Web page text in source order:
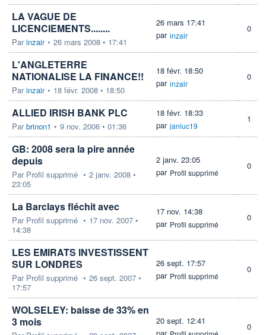
LA VAGUE DE
LICENCIEMENTS........
Parinzair • 26 mars 2008 • 17:41
26 mars 17:41
par inzair
0
L'ANGLETERRE
NATIONALISE LA FINANCE!!
Parinzair • 18 févr. 2008 • 18:50
18 févr. 18:50
par inzair
0
ALLIED IRISH BANK PLC
Parbrinon1 • 9 nov. 2006 • 01:36
18 févr. 18:33
par janluc19
1
GB: 2008 sera la pire année
depuis
Par Profil supprimé • 2 janv. 2008 •
23:05
2 janv. 23:05
par Profil supprimé
0
La Barclays fléchit avec
Par Profil supprimé • 17 nov. 2007 •
14:38
17 nov. 14:38
par Profil supprimé
0
LES EMIRATS INVESTISSENT
SUR LONDRES
Par Profil supprimé • 26 sept. 2007 •
17:57
26 sept. 17:57
par Profil supprimé
0
WOLSELEY: baisse de 33% en
3 mois
20 sept. 12:41
0